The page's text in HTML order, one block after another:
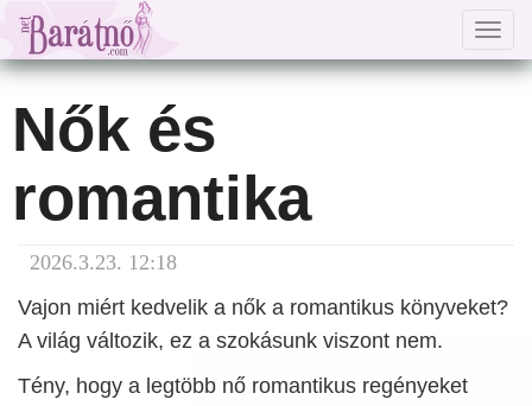
Nők és
romantika
2026.3.23. 12:18
Vajon miért kedvelik a nők a romantikus könyveket?
A világ változik, ez a szokásunk viszont nem.
Tény, hogy a legtöbb nő romantikus regényeket